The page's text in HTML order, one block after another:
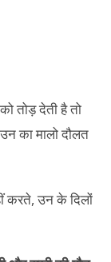
तोड़ देती है तो
का मालो दौलत
करते, उन के दिलों